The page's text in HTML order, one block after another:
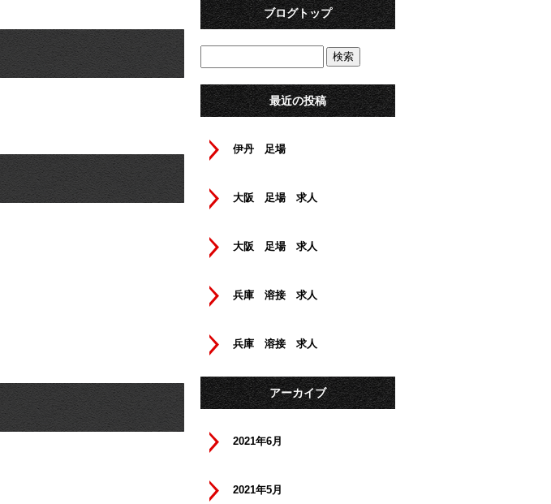
ブログトップ
最近の投稿
伊丹 足場
大阪 足場 求人
大阪 足場 求人
兵庫 溶接 求人
兵庫 溶接 求人
アーカイブ
2021年6月
2021年5月